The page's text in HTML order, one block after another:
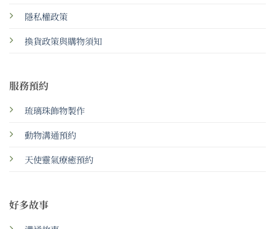
隱私權政策
換貨政策與購物須知
服務預約
琉璃珠飾物製作
動物溝通預約
天使靈氣療癒預約
好多故事